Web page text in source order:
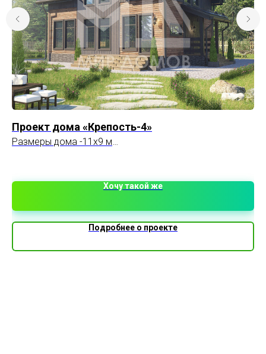
Проект дома «Крепость-4»
Размеры дома -11х9 м
Строительная компания: Мир Домов
Хочу такой же
Подробнее о проекте